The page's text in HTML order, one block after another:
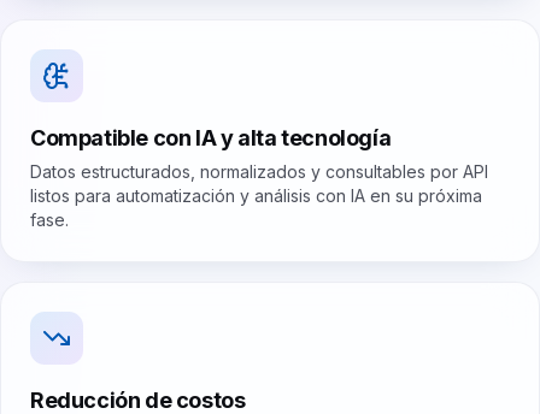
Compatible con IA y alta tecnología
Datos estructurados, normalizados y consultables por API
listos para automatización y análisis con IA en su próxima
fase.
Reducción de costos